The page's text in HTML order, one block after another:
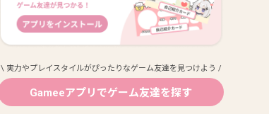
\ 実力やプレイスタイルがぴったりなゲーム友達を見つけよう /
Gameeアプリでゲーム友達を探す